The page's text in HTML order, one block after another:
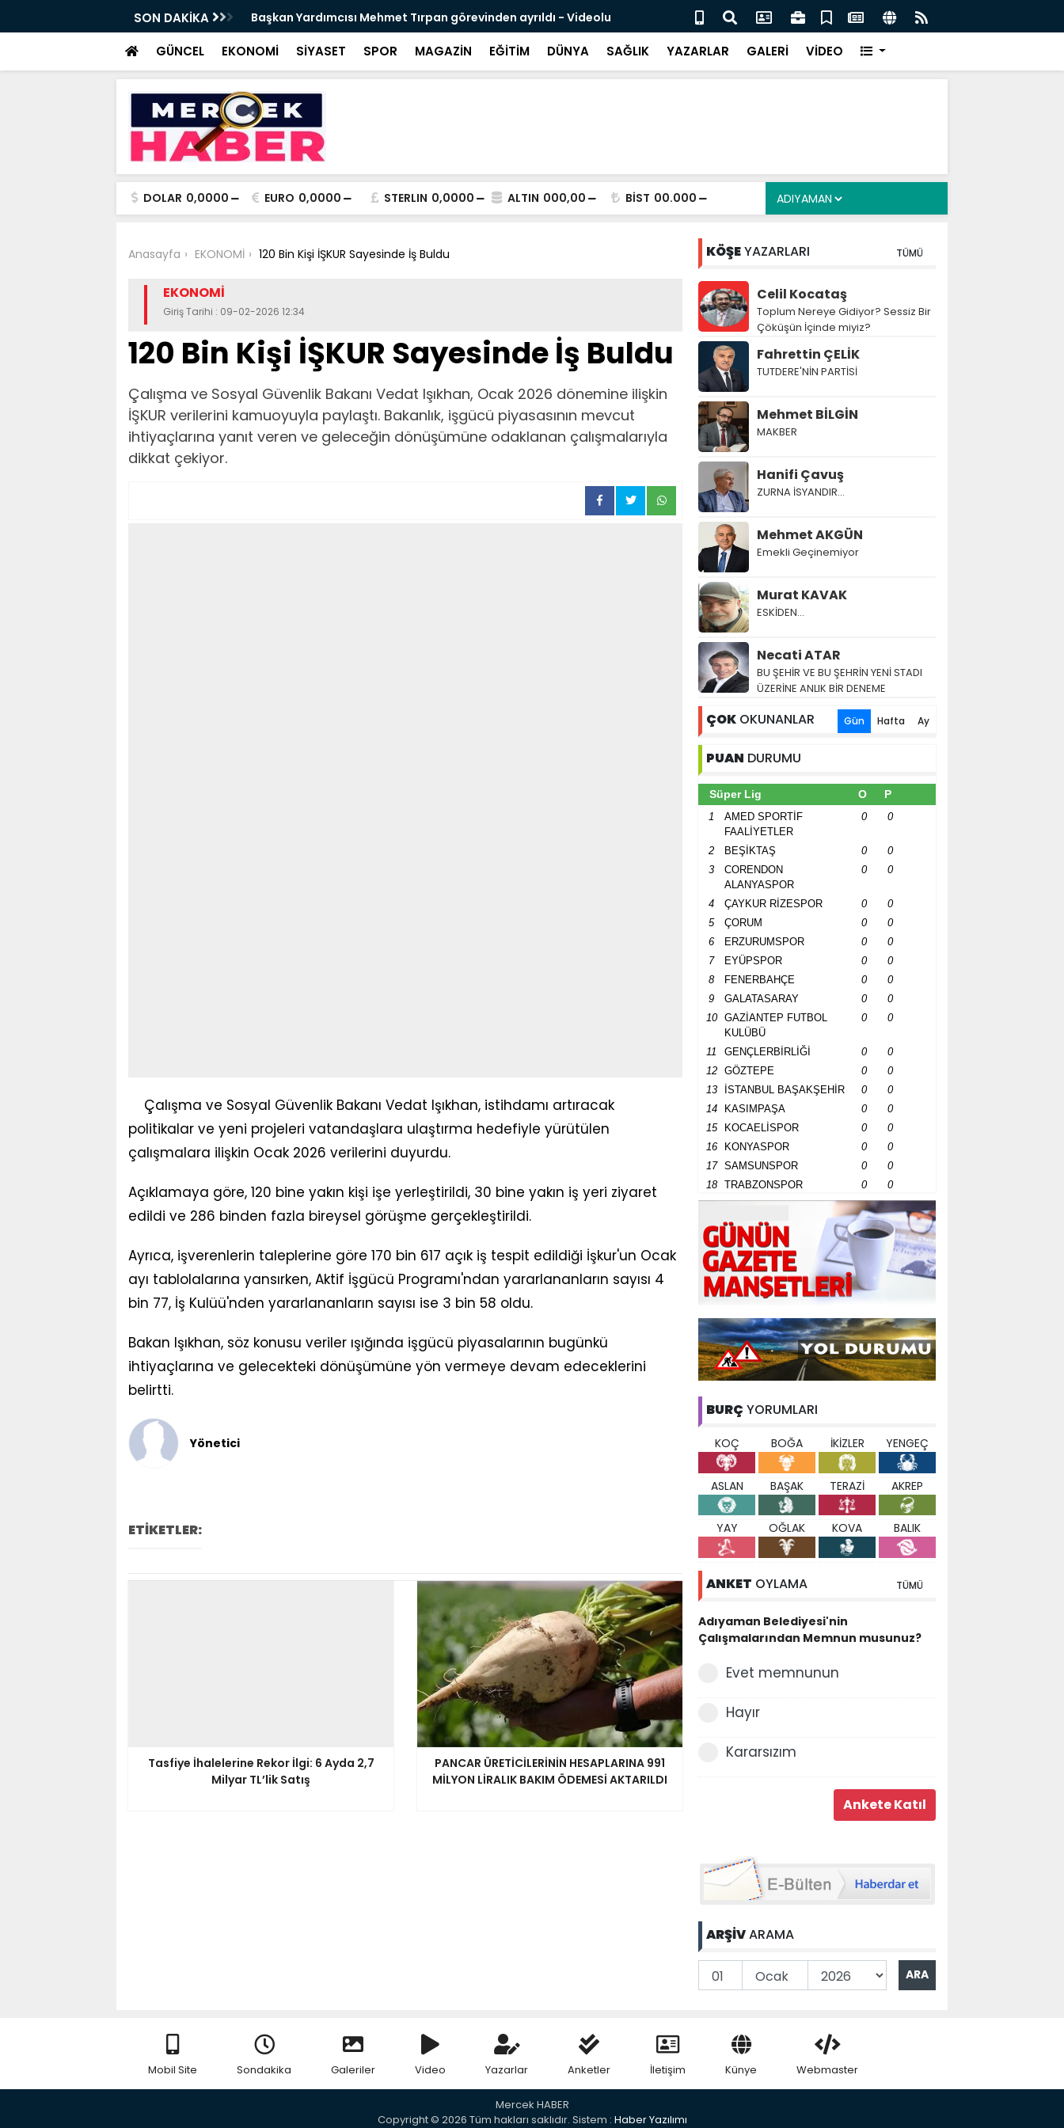
SON DAKİKA
Haftalık Basın Bilgilendirme Toplantısı
Başkan Yardımcısı Mehmet Tırpan görevinden ayrıldı - Videolu
Haber
Cevdet Yılmaz: Nitelikli İnsan Kaynağı İçin Milli Yetkinlik Hamlesi
GÜNCEL EKONOMİ SİYASET SPOR MAGAZİN EĞİTİM DÜNYA SAĞLIK YAZARLAR GALERİ VİDEO
DOLAR 0,0000 EURO 0,0000 STERLIN 0,0000 ALTIN 000,00 BİST 00.000
Anasayfa EKONOMİ 120 Bin Kişi İŞKUR Sayesinde İş Buldu
EKONOMİ
Giriş Tarihi : 09-02-2026 12:34
120 Bin Kişi İŞKUR Sayesinde İş Buldu
Çalışma ve Sosyal Güvenlik Bakanı Vedat Işıkhan, Ocak 2026 dönemine ilişkin
İŞKUR verilerini kamuoyuyla paylaştı. Bakanlık, işgücü piyasasının mevcut
ihtiyaçlarına yanıt veren ve geleceğin dönüşümüne odaklanan çalışmalarıyla
dikkat çekiyor.
Çalışma ve Sosyal Güvenlik Bakanı Vedat Işıkhan, istihdamı artıracak
politikalar ve yeni projeleri vatandaşlara ulaştırma hedefiyle yürütülen
çalışmalara ilişkin Ocak 2026 verilerini duyurdu.
Açıklamaya göre, 120 bine yakın kişi işe yerleştirildi, 30 bine yakın iş yeri ziyaret
edildi ve 286 binden fazla bireysel görüşme gerçekleştirildi.
Ayrıca, işverenlerin taleplerine göre 170 bin 617 açık iş tespit edildiği İşkur'un Ocak
ayı tablolalarına yansırken, Aktif İşgücü Programı'ndan yararlananların sayısı 4
bin 77, İş Kulüü'nden yararlananların sayısı ise 3 bin 58 oldu.
Bakan Işıkhan, söz konusu veriler ışığında işgücü piyasalarının bugünkü
ihtiyaçlarına ve gelecekteki dönüşümüne yön vermeye devam edeceklerini
belirtti.
Yönetici
ETİKETLER:
Tasfiye İhalelerine Rekor İlgi: 6 Ayda 2,7
Milyar TL’lik Satış
PANCAR ÜRETİCİLERİNİN HESAPLARINA 991
MİLYON LİRALIK BAKIM ÖDEMESİ AKTARILDI
KÖŞEYAZARLARI TÜMÜ
Celil Kocataş
Toplum Nereye Gidiyor? Sessiz Bir
Çöküşün İçinde miyiz?
Fahrettin ÇELİK
TUTDERE'NİN PARTİSİ
Mehmet BİLGİN
MAKBER
Hanifi Çavuş
ZURNA İSYANDIR...
Mehmet AKGÜN
Emekli Geçinemiyor
Murat KAVAK
ESKİDEN...
Necati ATAR
BU ŞEHİR VE BU ŞEHRİN YENİ STADI
ÜZERİNE ANLIK BİR DENEME
ÇOK OKUNANLAR Gün Hafta Ay
PUAN DURUMU
Süper Lig O P
1
AMED SPORTİF
FAALİYETLER
0 0
2 BEŞİKTAŞ 0
0
3
CORENDON
ALANYASPOR
0 0
4 ÇAYKUR RİZESPOR 0
0
5
ÇORUM 0
0
6
ERZURUMSPOR 0
0
7
EYÜPSPOR 0
0
8
FENERBAHÇE 0
0
9
GALATASARAY 0
0
10
GAZİANTEP FUTBOL
KULÜBÜ
0 0
11 GENÇLERBİRLİĞİ 0
0
12
GÖZTEPE 0
0
13
İSTANBUL BAŞAKŞEHİR 0
0
14
KASIMPAŞA 0
0
15
KOCAELİSPOR 0
0
16
KONYASPOR 0
0
17
SAMSUNSPOR 0
0
18
TRABZONSPOR 0 0
BURÇ YORUMLARI
KOÇ BOĞA İKİZLER YENGEÇ
ASLAN BAŞAK TERAZİ AKREP
YAY OĞLAK KOVA BALIK
ANKET OYLAMA TÜMÜ
Adıyaman Belediyesi'nin
Çalışmalarından Memnun musunuz?
Evet memnunun
Hayır
Kararsızım
ARŞİVARAMA
Mobil Site Sondakika Galeriler Video Yazarlar Anketler İletişim Künye Webmaster
Mercek HABER
Copyright © 2026 Tüm hakları saklıdır. Sistem : Haber Yazılımı